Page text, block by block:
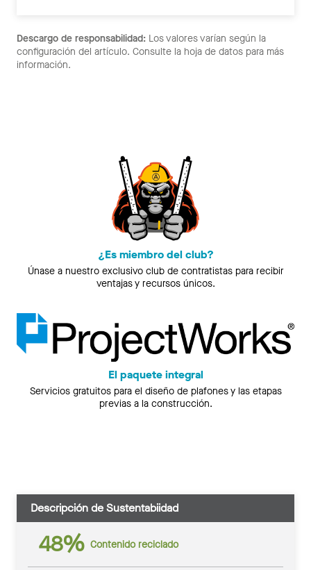
Descargo de responsabilidad: Los valores varían según la
configuración del artículo. Consulte la hoja de datos para más
información.
¿Es miembro del club?
Únase a nuestro exclusivo club de contratistas para recibir
ventajas y recursos únicos.
El paquete integral
Servicios gratuitos para el diseño de plafones y las etapas
previas a la construcción.
Descripción de Sustentabiidad
48% Contenido reciclado